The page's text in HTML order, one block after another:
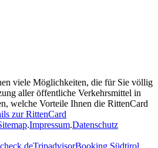
viele Möglichkeiten, die für Sie völlig
aller öffentliche Verkehrsmittel in
welche Vorteile Ihnen die RittenCard
zur RittenCard
.Impressum.Datenschutz
TripadvisorBooking Südtirol